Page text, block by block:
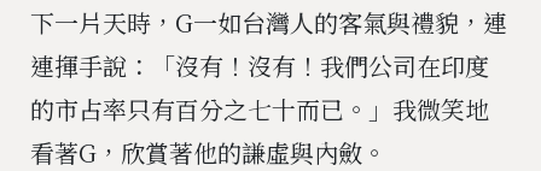
下一片天時，G一如台灣人的客氣與禮貌，連
連揮手說：「沒有！沒有！我們公司在印度
的市占率只有百分之七十而已。」我微笑地
看著G，欣賞著他的謙虛與內斂。